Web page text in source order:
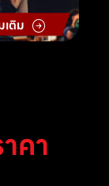
เติม
คา